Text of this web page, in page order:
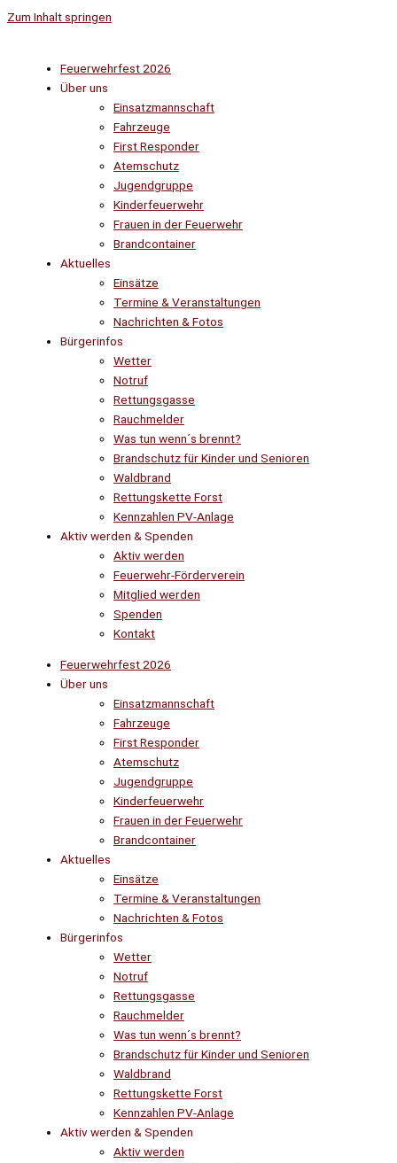
Zum Inhalt springen
Feuerwehrfest 2026
Über uns
Einsatzmannschaft
Fahrzeuge
First Responder
Atemschutz
Jugendgruppe
Kinderfeuerwehr
Frauen in der Feuerwehr
Brandcontainer
Aktuelles
Einsätze
Termine & Veranstaltungen
Nachrichten & Fotos
Bürgerinfos
Wetter
Notruf
Rettungsgasse
Rauchmelder
Was tun wenn´s brennt?
Brandschutz für Kinder und Senioren
Waldbrand
Rettungskette Forst
Kennzahlen PV-Anlage
Aktiv werden & Spenden
Aktiv werden
Feuerwehr-Förderverein
Mitglied werden
Spenden
Kontakt
Feuerwehrfest 2026
Über uns
Einsatzmannschaft
Fahrzeuge
First Responder
Atemschutz
Jugendgruppe
Kinderfeuerwehr
Frauen in der Feuerwehr
Brandcontainer
Aktuelles
Einsätze
Termine & Veranstaltungen
Nachrichten & Fotos
Bürgerinfos
Wetter
Notruf
Rettungsgasse
Rauchmelder
Was tun wenn´s brennt?
Brandschutz für Kinder und Senioren
Waldbrand
Rettungskette Forst
Kennzahlen PV-Anlage
Aktiv werden & Spenden
Aktiv werden